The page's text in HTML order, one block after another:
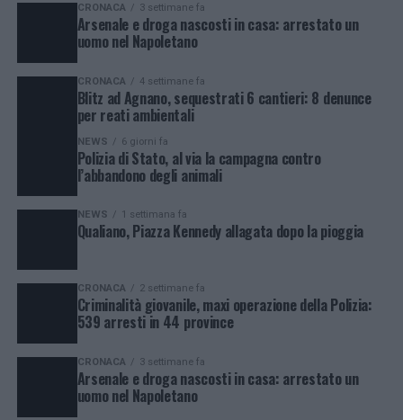
CRONACA 3 settimane fa
Arsenale e droga nascosti in casa: arrestato un
uomo nel Napoletano
CRONACA 4 settimane fa
Blitz ad Agnano, sequestrati 6 cantieri: 8 denunce
per reati ambientali
NEWS 6 giorni fa
Polizia di Stato, al via la campagna contro
l’abbandono degli animali
NEWS 1 settimana fa
Qualiano, Piazza Kennedy allagata dopo la pioggia
CRONACA 2 settimane fa
Criminalità giovanile, maxi operazione della Polizia:
539 arresti in 44 province
CRONACA 3 settimane fa
Arsenale e droga nascosti in casa: arrestato un
uomo nel Napoletano